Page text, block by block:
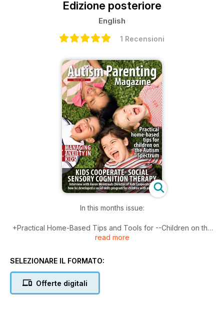
Edizione posteriore
English
1 Recensioni
In this months issue:
+Practical Home-Based Tips and Tools for --Children on the
Autism Spectrum by Debi Taylor
Riviera
+Words, Words, Words by Deborah French
read more
SELEZIONARE IL FORMATO:
Offerte digitali